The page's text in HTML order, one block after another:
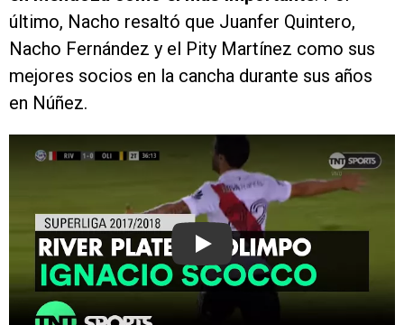
último, Nacho resaltó que Juanfer Quintero,
Nacho Fernández y el Pity Martínez como sus
mejores socios en la cancha durante sus años
en Núñez.
Play